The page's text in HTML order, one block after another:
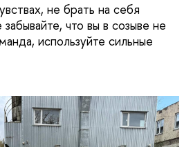
не брать на себя
что вы в созыве не
используйте сильные